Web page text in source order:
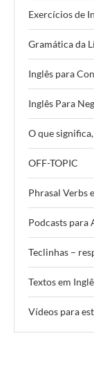
Exercícios de
Gramática da
Inglês para
Inglês Para
O que
OFF-TOPIC
Phrasal Verbs
Podcasts para
Teclinhas –
Textos em
Vídeos para